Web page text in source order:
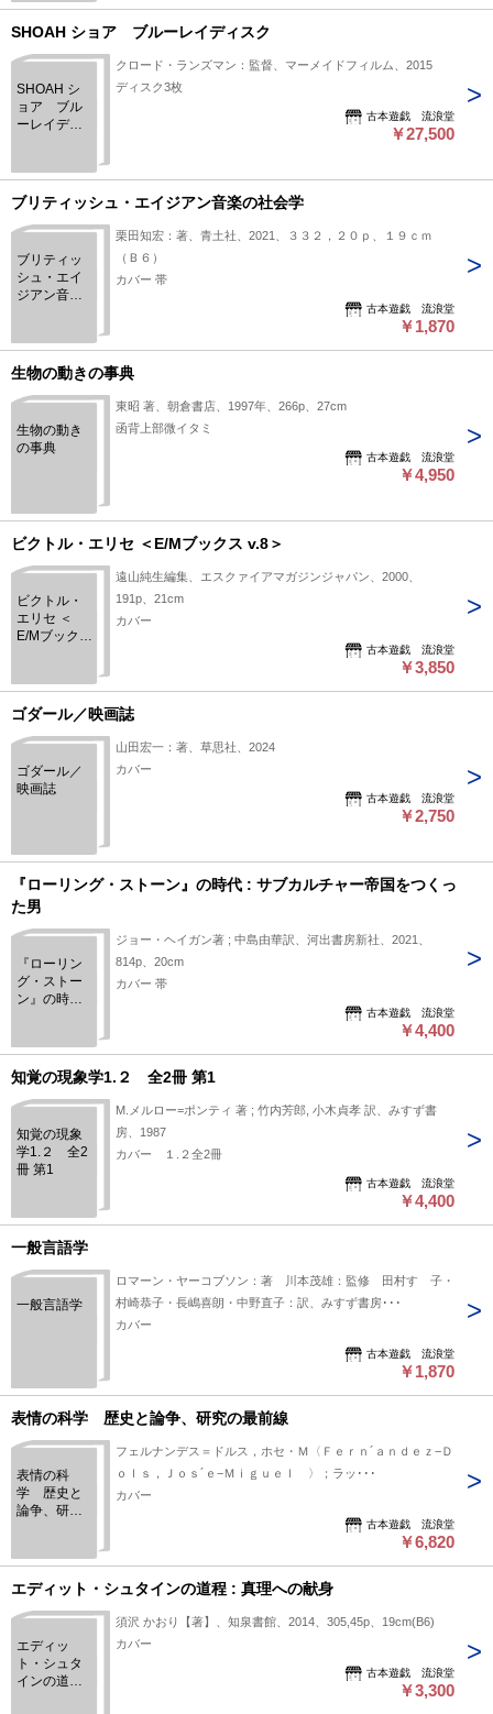
SHOAH ショア ブルーレイディスク
SHOAH シ
ョア ブル
ーレイディ
クロード・ランズマン：監督、マーメイドフィルム、2015
ディスク3枚
古本遊戯 流浪堂
￥27,500
ブリティッシュ・エイジアン音楽の社会学
ブリティッ
シュ・エイ
ジアン音楽
栗田知宏：著、青土社、2021、３３２，２０ｐ、１９ｃｍ
（Ｂ６）
カバー 帯
古本遊戯 流浪堂
￥1,870
生物の動きの事典
生物の動き
の事典
東昭 著、朝倉書店、1997年、266p、27cm
函背上部微イタミ
古本遊戯 流浪堂
￥4,950
ビクトル・エリセ ＜E/Mブックス v.8＞
ビクトル・
エリセ ＜
E/Mブックス
遠山純生編集、エスクァイアマガジンジャパン、2000、
191p、21cm
カバー
古本遊戯 流浪堂
￥3,850
ゴダール／映画誌
ゴダール／
映画誌
山田宏一：著、草思社、2024
カバー
古本遊戯 流浪堂
￥2,750
『ローリング・ストーン』の時代 : サブカルチャー帝国をつくっ
た男
『ローリン
グ・ストー
ン』の時代 :
つくった男
ジョー・ヘイガン著 ; 中島由華訳、河出書房新社、2021、
814p、20cm
カバー 帯
古本遊戯 流浪堂
￥4,400
知覚の現象学1.２ 全2冊 第1
知覚の現象
学1.２ 全2
冊 第1
M.メルロー=ポンティ 著 ; 竹内芳郎, 小木貞孝 訳、みすず書
房、1987
カバー １.２全2冊
古本遊戯 流浪堂
￥4,400
一般言語学
一般言語学
ロマーン・ヤーコブソン：著 川本茂雄：監修 田村すゞ子・
村崎恭子・長嶋喜朗・中野直子：訳、みすず書房･･･
カバー
古本遊戯 流浪堂
￥1,870
表情の科学 歴史と論争、研究の最前線
表情の科
学 歴史と
論争、研究
フェルナンデス＝ドルス，ホセ・Ｍ〈Ｆｅｒｎ´ａｎｄｅｚ−Ｄ
ｏｌｓ，Ｊｏｓ´ｅ−Ｍｉｇｕｅｌ 〉；ラッ･･･
カバー
古本遊戯 流浪堂
￥6,820
エディット・シュタインの道程 : 真理への献身
エディッ
ト・シュタ
インの道程 :
須沢 かおり【著】、知泉書館、2014、305,45p、19cm(B6)
カバー
古本遊戯 流浪堂
￥3,300